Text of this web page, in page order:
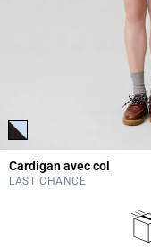
Cardigan avec col
LAST CHANCE